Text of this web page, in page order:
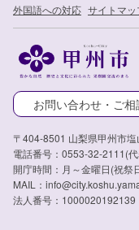
外国語への対応 サイトマッ
お問い合わせ・ご相
〒404-8501 山梨県甲州市
電話番号：0553-32-2111(
開庁時間：月～金曜日(祝祭
MAIL：
法人番号：1000020192139